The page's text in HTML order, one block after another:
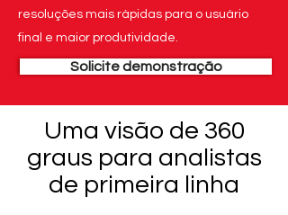
resoluções mais rápidas para o usuário
final e maior produtividade.
Solicite demonstração
Uma visão de 360
graus para analistas
de primeira linha